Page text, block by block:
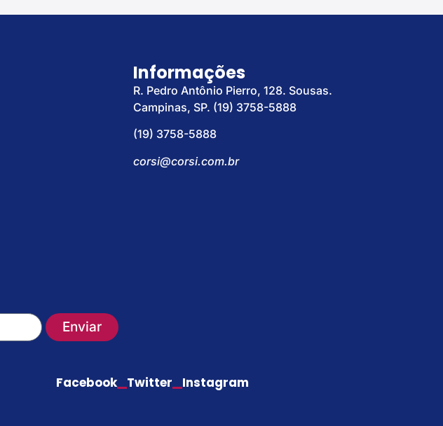
Informações
R. Pedro Antônio Pierro, 128. Sousas.
Campinas, SP. (19) 3758-5888
(19) 3758-5888
corsi@corsi.com.br
Enviar
Facebook Twitter Instagram